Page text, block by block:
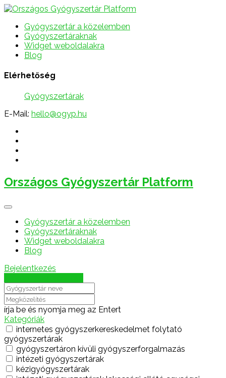
Gyógyszertár a közelemben
Gyógyszertáraknak
Widget weboldalakra
Blog
Elérhetőség
Gyógyszertárak
E-Mail: hello@ogyp.hu
Országos Gyógyszertár Platform
Gyógyszertár a közelemben
Gyógyszertáraknak
Widget weboldalakra
Blog
Bejelentkezés
írja be és nyomja meg az Entert
Kategóriák
internetes gyógyszerkereskedelmet folytató
gyógyszertárak
gyógyszertáron kívüli gyógyszerforgalmazás
intézeti gyógyszertárak
kézigyógyszertárak